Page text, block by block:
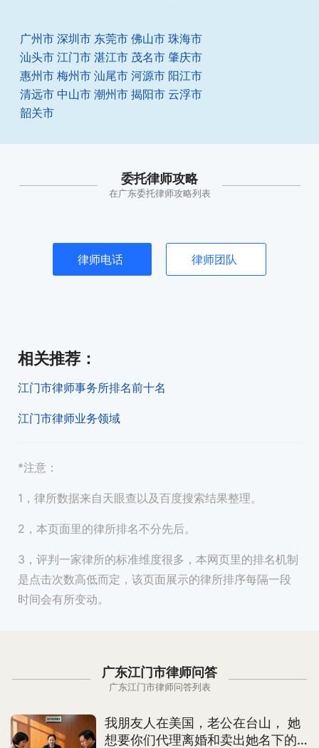
广州市 深圳市 东莞市 佛山市 珠海市
汕头市 江门市 湛江市 茂名市 肇庆市
惠州市 梅州市 汕尾市 河源市 阳江市
清远市 中山市 潮州市 揭阳市 云浮市
韶关市
委托律师攻略
在广东委托律师攻略列表
律师电话 律师团队
相关推荐 ：
江门市律师事务所排名前十名
江门市律师业务领域
*注意：
1，律所数据来自天眼查以及百度搜索结果整理。
2，本页面里的律所排名不分先后。
3，评判一家律所的标准维度很多，本网页里的排名机制
是点击次数高低而定，该页面展示的律所排序每隔一段
时间会有所变动。
广东江门市律师问答
广东江门市律师问答列表
我朋友人在美国，老公在台山， 她
想要你们代理离婚和卖出她名下的